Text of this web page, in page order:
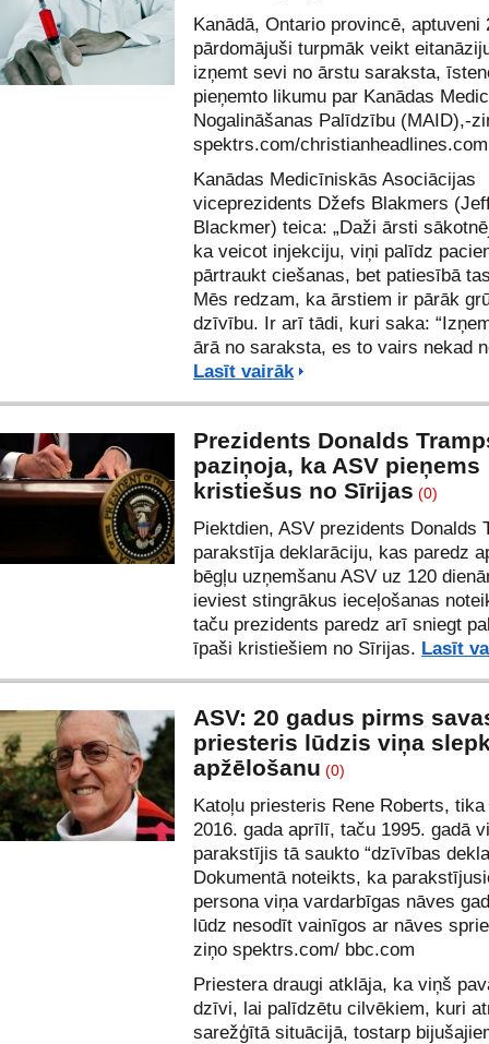
Kanādā, Ontario provincē, aptuveni
pārdomājuši turpmāk veikt
izņemt sevi no ārstu saraksta,
pieņemto likumu par Kanādas
Nogalināšanas Palīdzību (MAID),-
spektrs.com/christianheadlines.com
Kanādas Medicīniskās Asociācijas
viceprezidents Džefs Blakmers
Blackmer) teica: „Daži ārsti
ka veicot injekciju, viņi palīdz
pārtraukt ciešanas, bet patiesībā
Mēs redzam, ka ārstiem ir pārāk
dzīvību. Ir arī tādi, kuri saka:
ārā no saraksta, es to vairs nekad
Lasīt vairāk
Prezidents Donalds
paziņoja, ka ASV pieņems
kristiešus no Sīrijas (0)
Piektdien, ASV prezidents Donalds
parakstīja deklarāciju, kas paredz
bēgļu uzņemšanu ASV uz 120
ieviest stingrākus ieceļošanas
taču prezidents paredz arī sniegt
īpaši kristiešiem no Sīrijas. Lasīt
ASV: 20 gadus pirms
priesteris lūdzis viņa
apžēlošanu (0)
Katoļu priesteris Rene Roberts,
2016. gada aprīlī, taču 1995. gadā
parakstījis tā saukto “dzīvības
Dokumentā noteikts, ka
persona viņa vardarbīgas nāves
lūdz nesodīt vainīgos ar nāves
ziņo spektrs.com/ bbc.com
Priestera draugi atklāja, ka viņš
dzīvi, lai palīdzētu cilvēkiem, kuri
sarežģītā situācijā, tostarp